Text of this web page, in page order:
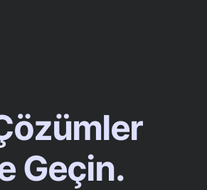
Geçin.